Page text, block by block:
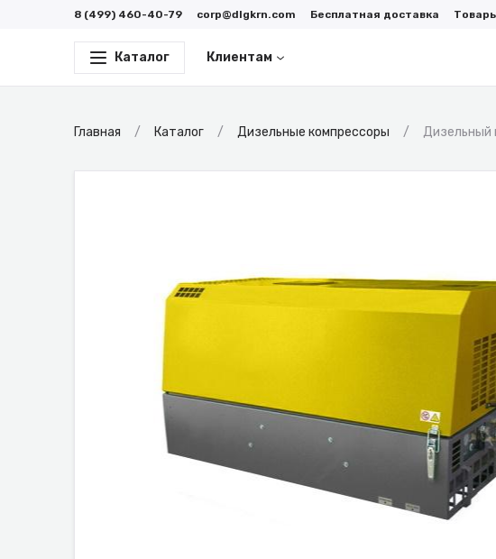
8 (499) 460-40-79 corp@dlgkrn.com Бесплатная доставка
Каталог Клиентам
Главная Каталог Дизельные компрессоры Дизельный